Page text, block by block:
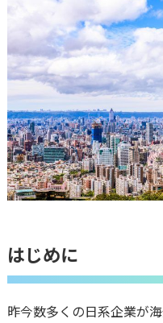
はじめに
昨今数多くの日系企業が